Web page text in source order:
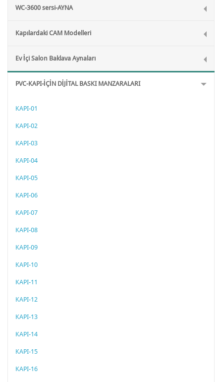
WC-3600 sersi-AYNA
Kapılardaki CAM Modelleri
Ev İçi Salon Baklava Aynaları
PVC-KAPI-İÇİN DİJİTAL BASKI MANZARALARI
KAPI-01
KAPI-02
KAPI-03
KAPI-04
KAPI-05
KAPI-06
KAPI-07
KAPI-08
KAPI-09
KAPI-10
KAPI-11
KAPI-12
KAPI-13
KAPI-14
KAPI-15
KAPI-16